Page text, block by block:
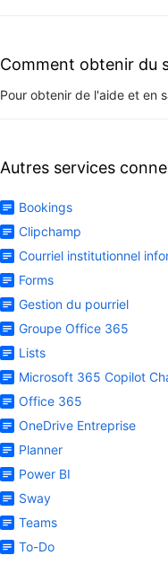
Comment obtenir du
Pour obtenir de l'aide et en
Autres services
Bookings
Clipchamp
Courriel institutionnel
Forms
Gestion du pourriel
Groupe Office 365
Lists
Microsoft 365 Copilot
Office 365
OneDrive Entreprise
Planner
Power BI
Sway
Teams
To-Do